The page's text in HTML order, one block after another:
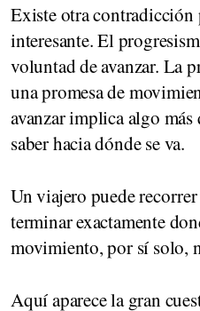
Existe otra contradicción
interesante. El
voluntad de avanzar. La
una promesa de
avanzar implica algo
saber hacia dónde se va.
Un viajero puede
terminar exactamente
movimiento, por sí solo,
Aquí aparece la gran